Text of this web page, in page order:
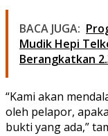
BACA JUGA:
Mudik Hepi
Berangkatkan
“Kami akan
oleh pelapor,
bukti yang ada,”